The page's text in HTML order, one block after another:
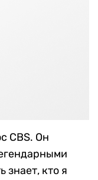
CBS. Он
знает, кто я